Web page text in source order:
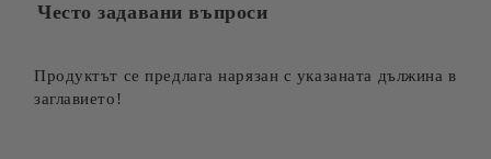
Често задавани въпроси
Продуктът се предлага нарязан с указаната дължина в
заглавието!